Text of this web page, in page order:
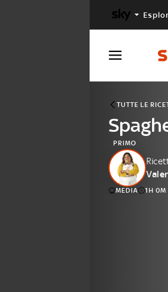
TUTTE LE
PRIMO
MEDIA 1H 0M